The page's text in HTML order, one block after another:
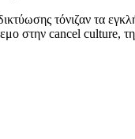
τόνιζαν τα
στην cancel culture,